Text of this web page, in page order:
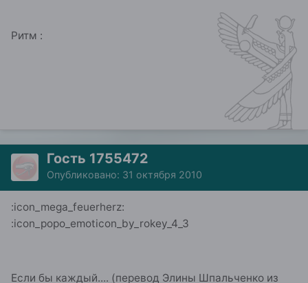
Ритм :
Гость 1755472
Опубликовано: 31 октября 2010
:icon_mega_feuerherz:
:icon_popo_emoticon_by_rokey_4_3
Если бы каждый.... (перевод Элины Шпальченко из